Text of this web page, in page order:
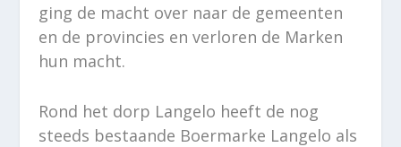
ging de macht over naar de gemeenten
en de provincies en verloren de Marken
hun macht.
Rond het dorp Langelo heeft de nog
steeds bestaande Boermarke Langelo als